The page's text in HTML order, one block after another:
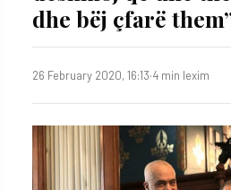
dhe bëj çfarë
26 February 2020, 16:13·4 min lexim